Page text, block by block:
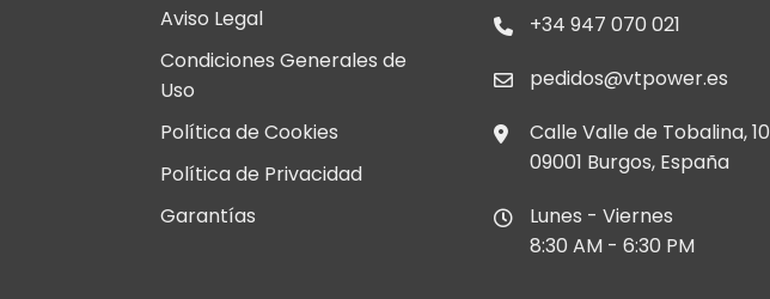
Aviso Legal
Condiciones Generales de
Uso
Política de Cookies
Política de Privacidad
Garantías
+34 947 070 021
pedidos@vtpower.es
Calle Valle de Tobalina, 10
09001 Burgos, España
Lunes - Viernes
8:30 AM - 6:30 PM